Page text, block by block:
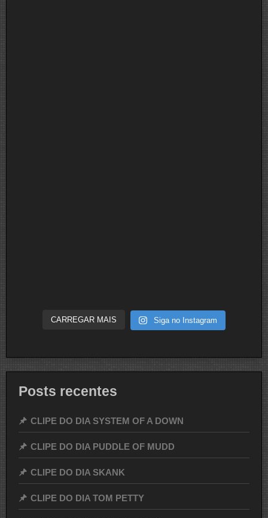
CARREGAR MAIS Siga no Instagram
Posts recentes
CLIPE DO DIA SYSTEM OF A DOWN
CLIPE DO DIA PUDDLE OF MUDD
CLIPE DO DIA SKANK
CLIPE DO DIA TOM PETTY